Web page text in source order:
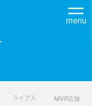
menu
ライフ人 MVP店舗